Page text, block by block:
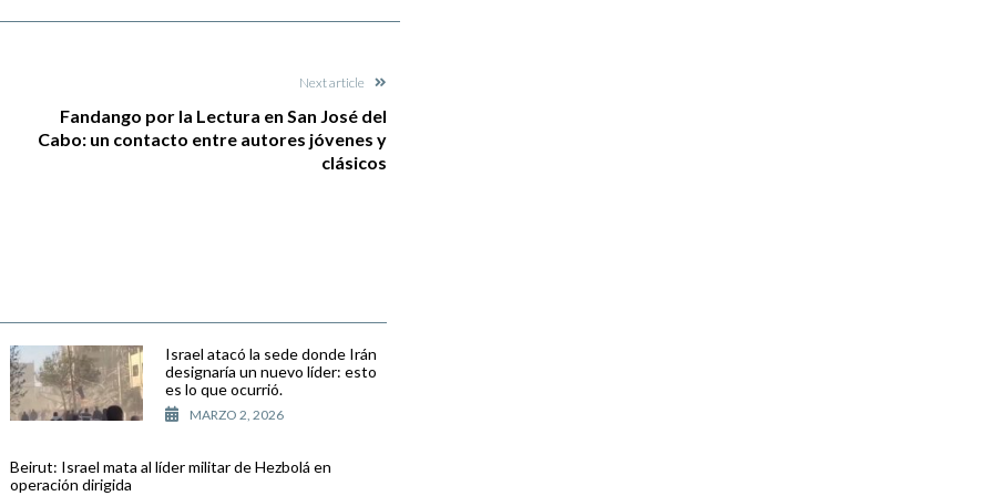
Next article
Fandango por la Lectura en San José del
Cabo: un contacto entre autores jóvenes y
clásicos
Israel atacó la sede donde Irán
designaría un nuevo líder: esto
es lo que ocurrió.
MARZO 2, 2026
Beirut: Israel mata al líder militar de Hezbolá en
operación dirigida